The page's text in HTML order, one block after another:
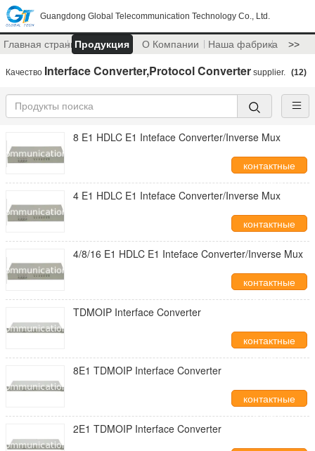
Guangdong Global Telecommunication Technology Co., Ltd.
Главная страницаПродукция О Компании Наша фабрика >>
Качество Interface Converter,Protocol Converter supplier. (12)
8 E1 HDLC E1 Inteface Converter/Inverse Mux
контактные
данные
4 E1 HDLC E1 Inteface Converter/Inverse Mux
контактные
данные
4/8/16 E1 HDLC E1 Inteface Converter/Inverse Mux
контактные
данные
TDMOIP Interface Converter
контактные
данные
8E1 TDMOIP Interface Converter
контактные
данные
2E1 TDMOIP Interface Converter